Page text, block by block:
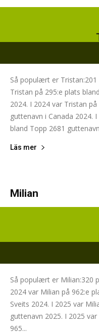
Så populært er
Tristan på 295:e plats
2024. I 2024 var Tristan
guttenavn i Canada 2024.
bland Topp 2681
Läs mer
Milian
Så populært er Milian:320
2024 var Milian på 962:e
Sveits 2024. I 2025 var
guttenavn 2025. I 2025
965...